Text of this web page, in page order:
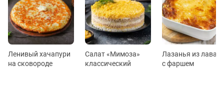
Ленивый хачапури
на сковороде
Салат «Мимоза»
классический
Лазанья из
с фаршем